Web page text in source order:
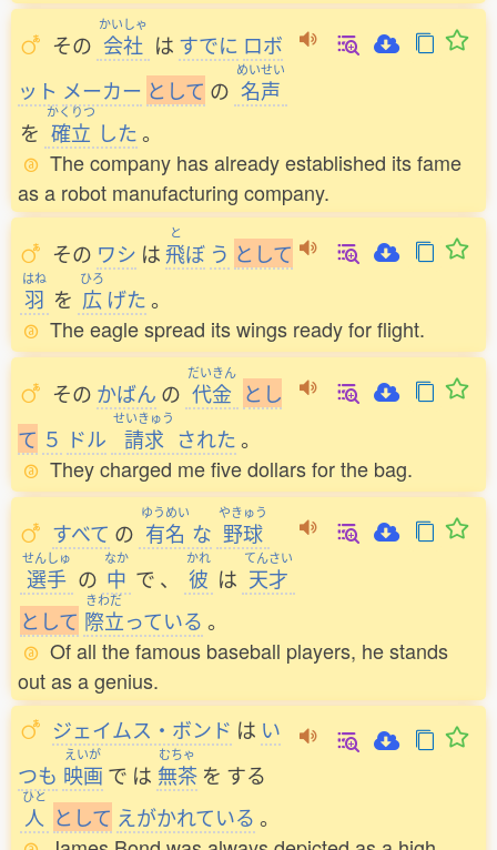
その
かいしゃ
会社 は すでに ロボ
ット メーカー と して の
めいせい
名声
を
かくりつ
確立 した。
The company has already established its fame
as a robot manufacturing company.
その ワシ は
と
飛ぼ う と して
はね
羽 を
ひろ
広 げた。
The eagle spread its wings ready for flight.
その かばん の
だいきん
代金 と し
て ５ ドル
せいきゅう
請求 された。
They charged me five dollars for the bag.
すべて の
ゆうめい
有名 な
やきゅう
野球
せんしゅ
選手 の
なか
中 で 、
かれ
彼 は
てんさい
天才
と して
きわだ
際立っている 。
Of all the famous baseball players, he stands
out as a genius.
ジェイムス・ボンド は い
つも
えいが
映画 で は
むちゃ
無茶 を する
ひと
人 と して えがかれている 。